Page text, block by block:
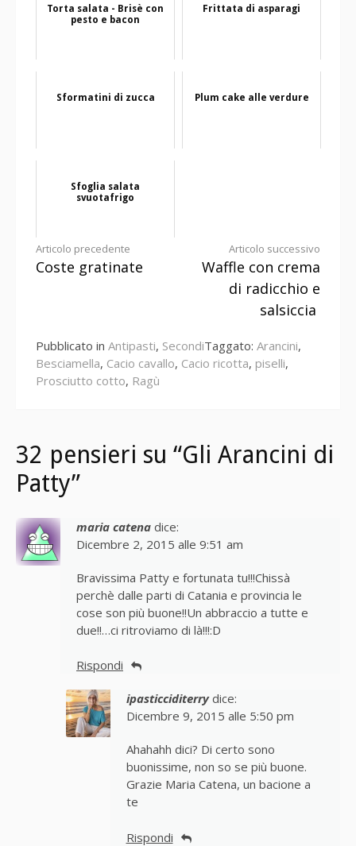
Torta salata - Brisè con
pesto e bacon
Frittata di asparagi
Sformatini di zucca Plum cake alle verdure
Sfoglia salata
svuotafrigo
Continua
Articolo precedente
Coste gratinate
Articolo successivo
Waffle con crema
di radicchio e
salsiccia
Pubblicato in Antipasti, SecondiTaggato: Arancini,
Besciamella, Cacio cavallo, Cacio ricotta, piselli,
Prosciutto cotto, Ragù
32 pensieri su “Gli Arancini di
Patty”
maria catena dice:
Dicembre 2, 2015 alle 9:51 am
Bravissima Patty e fortunata tu!!!Chissà
perchè dalle parti di Catania e provincia le
cose son più buone!!Un abbraccio a tutte e
due!!…ci ritroviamo di là!!!:D
Rispondi
ipasticciditerry dice:
Dicembre 9, 2015 alle 5:50 pm
Ahahahh dici? Di certo sono
buonissime, non so se più buone.
Grazie Maria Catena, un bacione a
te
Rispondi